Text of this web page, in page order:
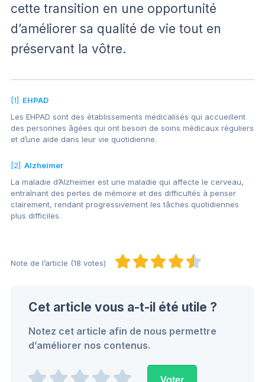
cette transition en une opportunité
d’améliorer sa qualité de vie tout en
préservant la vôtre.
[1] EHPAD
Les EHPAD sont des établissements médicalisés qui accueillent
des personnes âgées qui ont besoin de soins médicaux réguliers
et d’une aide dans leur vie quotidienne.
[2] Alzheimer
La maladie d’Alzheimer est une maladie qui affecte le cerveau,
entraînant des pertes de mémoire et des difficultés à penser
clairement, rendant progressivement les tâches quotidiennes
plus difficiles.
Note de l’article (18 votes)
Cet article vous a-t-il été utile ?
Notez cet article afin de nous permettre
d’améliorer nos contenus.